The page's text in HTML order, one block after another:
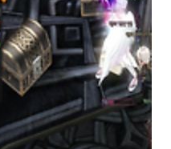
!!! 짝짝짝 켈틱 로열 나이트
다. 한 자루 마저 더 갑니다 아
다고? 너무 고마워ㅠㅠ 특개
무기 외형 변경으로 '괴리